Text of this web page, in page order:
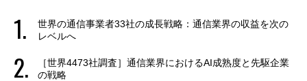
世界の通信事業者33社の成長戦略：通信業界の収益を次の
レベルへ
［世界4473社調査］通信業界におけるAI成熟度と先駆企業
の戦略